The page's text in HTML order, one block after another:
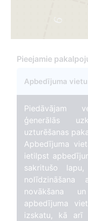
6
Pieejamie
Apbedījuma
Piedāvājam
ģenerālās
uzturēšanas
Apbedījuma
ietilpst
sakritušo
novākšana
apbedījuma
izskatu, kā arī